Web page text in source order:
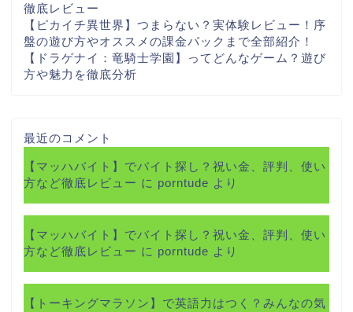
徹底レビュー
【ピカイチ異世界】つまらない？実体験レビュー！序
盤の遊び方やオススメの課金パックまで全部紹介！
【ドラゲナイ：竜騎士学園】ってどんなゲーム？遊び
方や魅力を徹底分析
最近のコメント
【マッハバイト】でバイト探し？祝い金、評判、使い
方など徹底レビュー に porntude より
【マッハバイト】でバイト探し？祝い金、評判、使い
方など徹底レビュー に porntude より
【トーキングマラソン】で英語力はつく？みんなの気